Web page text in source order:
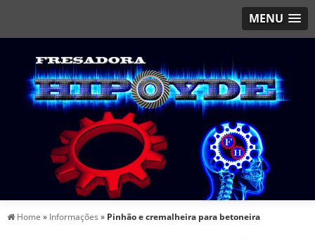
MENU
Home » Informações » Pinhão e cremalheira para betoneira